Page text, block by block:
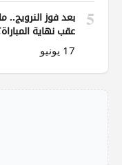
5
بعد فوز النرويج..
عقب نهاية
17 يونيو